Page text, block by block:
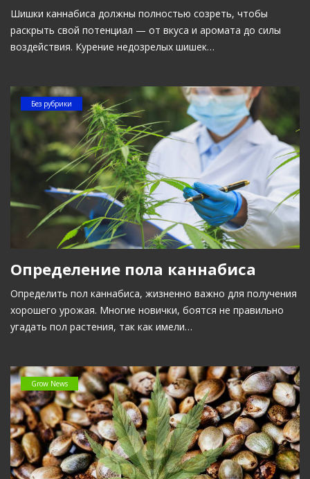
Шишки каннабиса должны полностью созреть, чтобы
раскрыть свой потенциал — от вкуса и аромата до силы
воздействия. Курение недозрелых шишек…
Без рубрики
Определение пола каннабиса
Определить пол каннабиса, жизненно важно для получения
хорошего урожая. Многие новички, боятся не правильно
угадать пол растения, так как имели…
Grow News